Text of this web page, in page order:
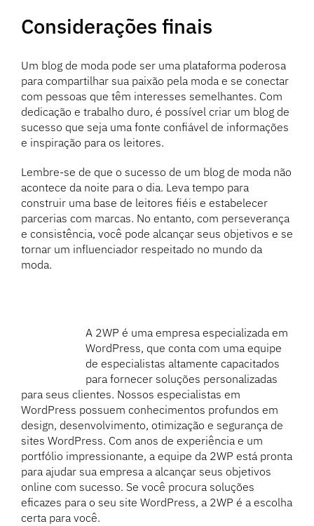
Considerações finais
Um blog de moda pode ser uma plataforma poderosa
para compartilhar sua paixão pela moda e se conectar
com pessoas que têm interesses semelhantes. Com
dedicação e trabalho duro, é possível criar um blog de
sucesso que seja uma fonte confiável de informações
e inspiração para os leitores.
Lembre-se de que o sucesso de um blog de moda não
acontece da noite para o dia. Leva tempo para
construir uma base de leitores fiéis e estabelecer
parcerias com marcas. No entanto, com perseverança
e consistência, você pode alcançar seus objetivos e se
tornar um influenciador respeitado no mundo da
moda.
A 2WP é uma empresa especializada em
WordPress, que conta com uma equipe
de especialistas altamente capacitados
para fornecer soluções personalizadas
para seus clientes. Nossos especialistas em
WordPress possuem conhecimentos profundos em
design, desenvolvimento, otimização e segurança de
sites WordPress. Com anos de experiência e um
portfólio impressionante, a equipe da 2WP está pronta
para ajudar sua empresa a alcançar seus objetivos
online com sucesso. Se você procura soluções
eficazes para o seu site WordPress, a 2WP é a escolha
certa para você.